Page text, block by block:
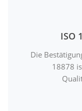
ISO
Die
18878